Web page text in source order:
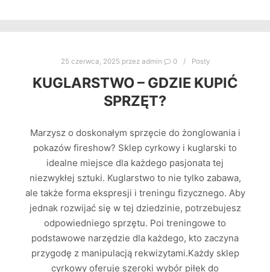
25 czerwca, 2025 przez admin 0 Posty
KUGLARSTWO – GDZIE KUPIĆ
SPRZĘT?
Marzysz o doskonałym sprzęcie do żonglowania i
pokazów fireshow? Sklep cyrkowy i kuglarski to
idealne miejsce dla każdego pasjonata tej
niezwykłej sztuki. Kuglarstwo to nie tylko zabawa,
ale także forma ekspresji i treningu fizycznego. Aby
jednak rozwijać się w tej dziedzinie, potrzebujesz
odpowiedniego sprzętu. Poi treningowe to
podstawowe narzędzie dla każdego, kto zaczyna
przygodę z manipulacją rekwizytami.Każdy sklep
cyrkowy oferuje szeroki wybór piłek do